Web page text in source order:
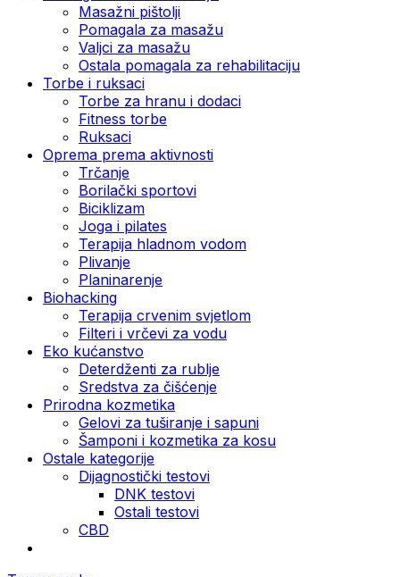
Masažni pištolji
Pomagala za masažu
Valjci za masažu
Ostala pomagala za rehabilitaciju
Torbe i ruksaci
Torbe za hranu i dodaci
Fitness torbe
Ruksaci
Oprema prema aktivnosti
Trčanje
Borilački sportovi
Biciklizam
Joga i pilates
Terapija hladnom vodom
Plivanje
Planinarenje
Biohacking
Terapija crvenim svjetlom
Filteri i vrčevi za vodu
Eko kućanstvo
Deterdženti za rublje
Sredstva za čišćenje
Prirodna kozmetika
Gelovi za tuširanje i sapuni
Šamponi i kozmetika za kosu
Ostale kategorije
Dijagnostički testovi
DNK testovi
Ostali testovi
CBD